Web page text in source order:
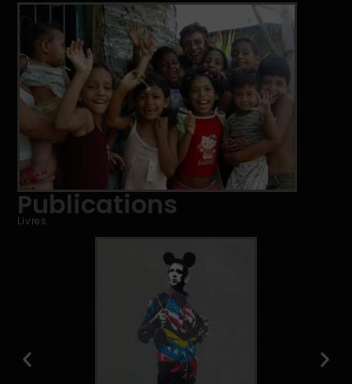
Publications
Livres